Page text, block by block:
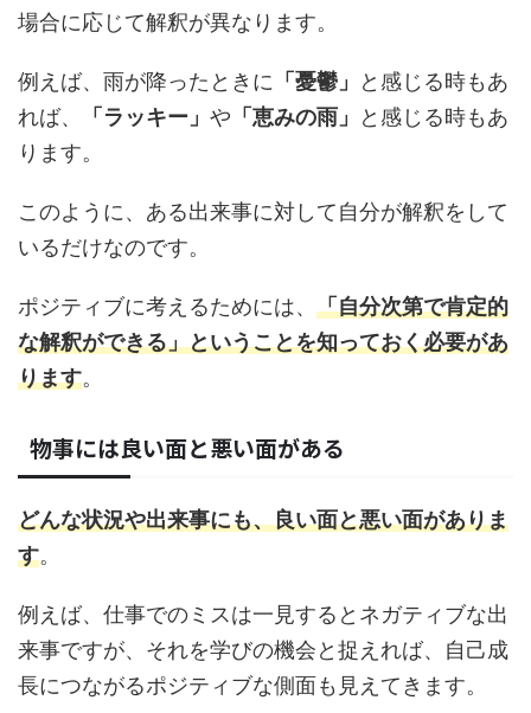
場合に応じて解釈が異なります。
例えば、雨が降ったときに 「憂鬱」
と感じる時もあ
れば、
「ラッキー」 や 「恵みの雨」
と感じる時もあ
ります。
このように、ある出来事に対して自分が解釈をして
いるだけなのです。
ポジティブに考えるためには、 「自分次第で肯定的
な解釈ができる」ということを知っておく必要があ
ります。
物事には良い面と悪い面がある
どんな状況や出来事にも、良い面と悪い面がありま
す。
例えば、仕事でのミスは一見するとネガティブな出
来事ですが、それを学びの機会と捉えれば、自己成
長につながるポジティブな側面も見えてきます。